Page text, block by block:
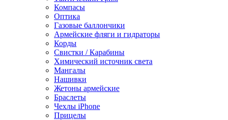
Компасы
Оптика
Газовые баллончики
Армейские фляги и гидраторы
Корды
Свистки / Карабины
Химический источник света
Мангалы
Нашивки
Жетоны армейские
Браслеты
Чехлы iPhone
Прицелы